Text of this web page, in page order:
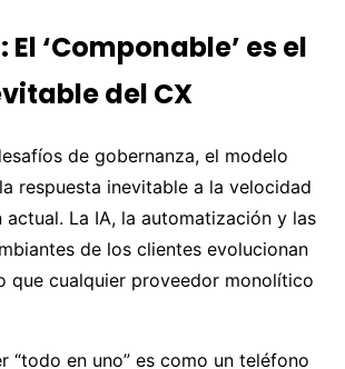
‘Componable’ es el
del CX
de gobernanza, el modelo
respuesta inevitable a la velocidad
actual. La IA, la automatización y las
de los clientes evolucionan
que cualquier proveedor monolítico
“todo en uno” es como un teléfono